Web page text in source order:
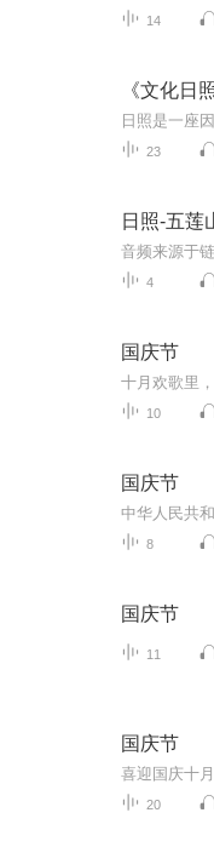
14
《文化日
23
日照-五莲
4
国庆节
10
国庆节
8
国庆节
11
国庆节
20